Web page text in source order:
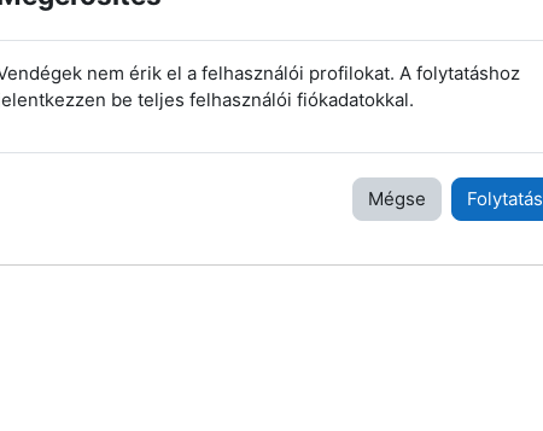
nem érik el a felhasználói profilokat. A folytatáshoz
be teljes felhasználói fiókadatokkal.
Mégse Folytatás